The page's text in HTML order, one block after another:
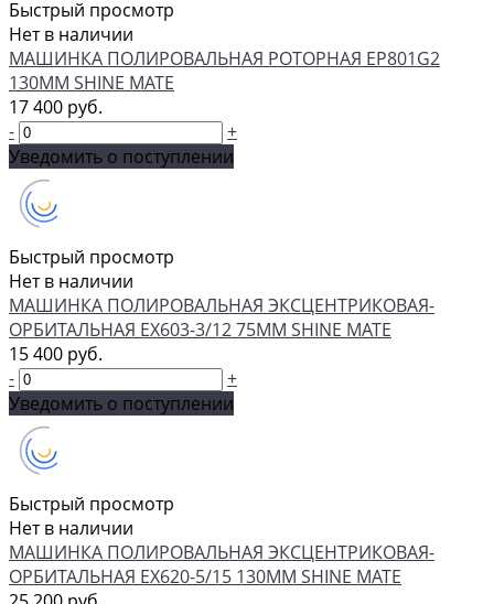
Быстрый просмотр
Нет в наличии
МАШИНКА ПОЛИРОВАЛЬНАЯ РОТОРНАЯ EP801G2
130ММ SHINE MATE
17 400 руб.
-
+
Уведомить о поступлении
Быстрый просмотр
Нет в наличии
МАШИНКА ПОЛИРОВАЛЬНАЯ ЭКСЦЕНТРИКОВАЯ-
ОРБИТАЛЬНАЯ EX603-3/12 75ММ SHINE MATE
15 400 руб.
-
+
Уведомить о поступлении
Быстрый просмотр
Нет в наличии
МАШИНКА ПОЛИРОВАЛЬНАЯ ЭКCЦЕНТРИКОВАЯ-
ОРБИТАЛЬНАЯ EX620-5/15 130MM SHINE MATE